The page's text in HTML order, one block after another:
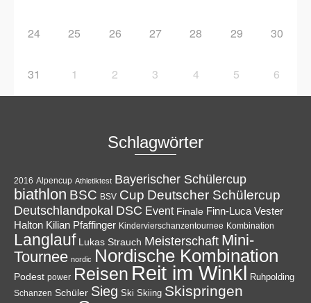
24 25 26 27 28 29 30
31 1 2 3 4 5 6
Schlagwörter
2016 Alpencup Athletiktest Bayerischer Schülercup
biathlon BSC BSV Cup Deutscher Schülercup
Deutschlandpokal DSC Event Finale Finn-Luca Vester
Halton Kilian Pfaffinger Kindervierschanzentournee Kombination
Langlauf Lukas Strauch Meisterschaft Mini-
Tournee nordic Nordische Kombination
Podest power Reisen Reit im Winkl Ruhpolding
Schanzen Schüler Sieg Ski Skiing Skispringen